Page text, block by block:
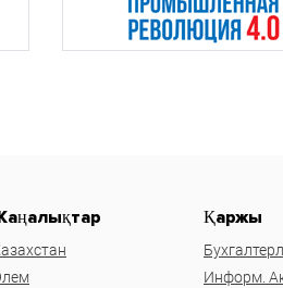
Қаржы
Информ.